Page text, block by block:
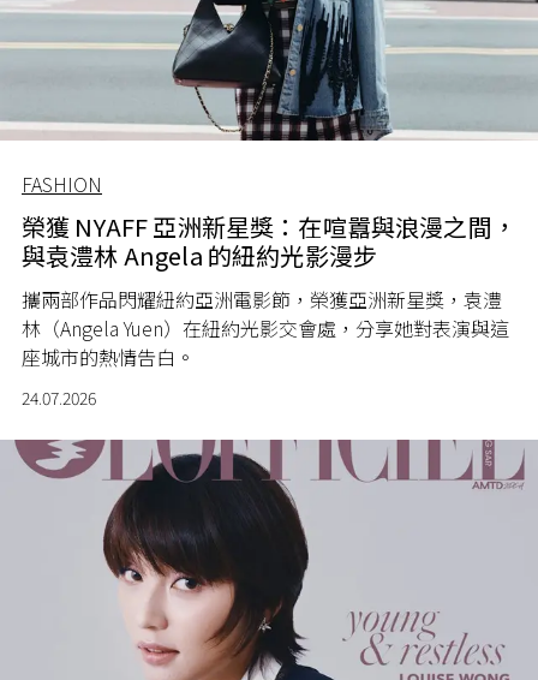
FASHION
榮獲 NYAFF 亞洲新星獎：在喧囂與浪漫之間，
與袁澧林 Angela 的紐約光影漫步
攜兩部作品閃耀紐約亞洲電影節，榮獲亞洲新星獎，袁澧
林（Angela Yuen）在紐約光影交會處，分享她對表演與這
座城市的熱情告白。
24.07.2026